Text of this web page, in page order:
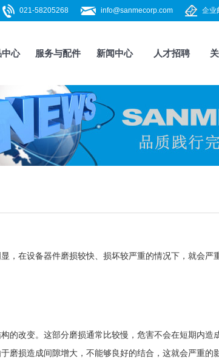
企业
info@sanmecorp.com
021-58205268
中心 服务与配件 新闻中心 人才招聘
，在设备器件磨损较快、损坏较严重的情况下，就会严
的改变。这部分磨损通常比较慢，危害不会在短期内造
磨损造成间隙增大，不能够良好的结合，这就会严重的